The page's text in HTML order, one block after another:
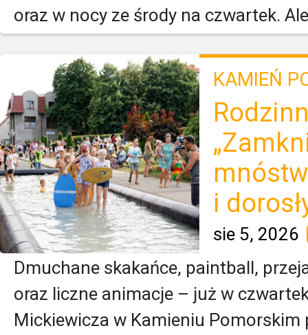
oraz w nocy ze środy na czwartek.
KAMIEŃ
i
sie 5, 2026
Dmuchane skakańce, paintball,
oraz liczne animacje – już w
Mickiewicza w Kamieniu